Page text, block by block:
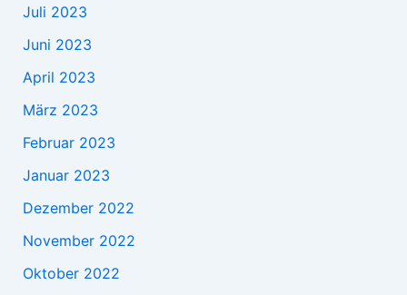
Juli 2023
Juni 2023
April 2023
März 2023
Februar 2023
Januar 2023
Dezember 2022
November 2022
Oktober 2022